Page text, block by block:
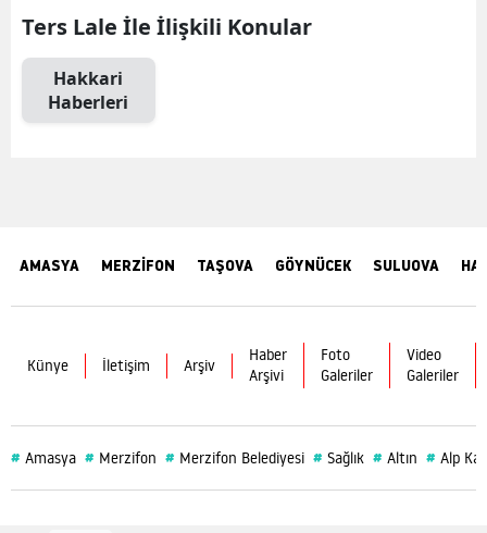
Ters Lale İle İlişkili Konular
Hakkari
Haberleri
AMASYA MERZİFON TAŞOVA GÖYNÜCEK SULUOVA
Künye İletişim Arşiv
Haber
Arşivi
Foto
Galeriler
Video
Galeriler
# Amasya # Merzifon # Merzifon Belediyesi # Sağlık # Altın # Alp